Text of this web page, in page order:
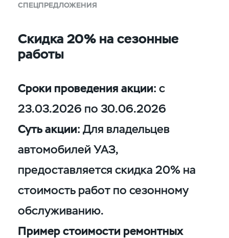
СПЕЦПРЕДЛОЖЕНИЯ
Скидка 20% на сезонные
работы
Сроки проведения акции: с
23.03.2026 по 30.06.2026
Суть акции: Для владельцев
автомобилей УАЗ,
предоставляется скидка 20% на
стоимость работ по сезонному
обслуживанию.
Пример стоимости ремонтных